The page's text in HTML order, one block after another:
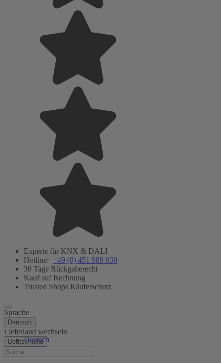
Experte für KNX & DALI
Hotline: +49 (0) 451 989 030
30 Tage Rückgaberecht
Kauf auf Rechnung
Trusted Shops Käuferschutz
Sprache
Deutsch
Deutsch
English
Lieferland wechseln
Deutschland
Hilfe